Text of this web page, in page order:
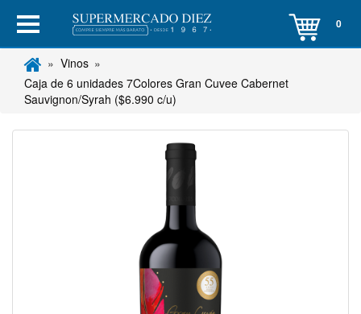
0
Vinos
Caja de 6 unidades 7Colores Gran Cuvee Cabernet
Sauvignon/Syrah ($6.990 c/u)